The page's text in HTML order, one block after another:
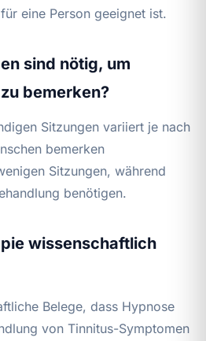
eine Person geeignet ist.
sind nötig, um
bemerken?
Sitzungen variiert je nach
bemerken
Sitzungen, während
benötigen.
wissenschaftlich
Belege, dass Hypnose
von Tinnitus-Symptomen